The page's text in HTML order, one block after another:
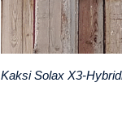
Kaksi Solax X3-